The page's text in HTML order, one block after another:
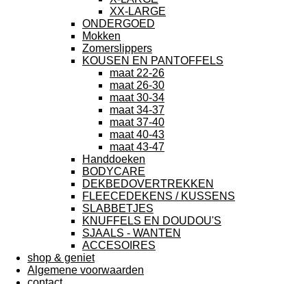
XX-LARGE
ONDERGOED
Mokken
Zomerslippers
KOUSEN EN PANTOFFELS
maat 22-26
maat 26-30
maat 30-34
maat 34-37
maat 37-40
maat 40-43
maat 43-47
Handdoeken
BODYCARE
DEKBEDOVERTREKKEN
FLEECEDEKENS / KUSSENS
SLABBETJES
KNUFFELS EN DOUDOU'S
SJAALS - WANTEN
ACCESOIRES
shop & geniet
Algemene voorwaarden